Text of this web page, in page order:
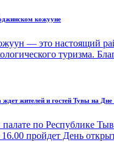
кожууне
— это настоящий
туризма.
ждет жителей и гостей Тувы на
по Республике
16.00 пройдет День